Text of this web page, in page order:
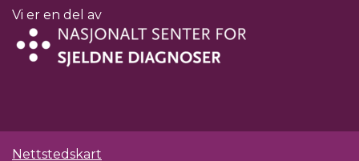
Vi er en del av
Nettstedskart